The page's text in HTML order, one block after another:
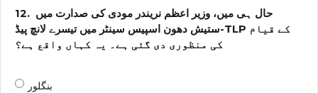
12. حال ہی میں، وزیر اعظم نریندر مودی کی صدارت میں
ستیش دھون اسپیس سینٹر میں تیسرے لانچ پیڈ-TLP کے قیام
کی منظوری دی گئی ہے۔ یہ کہاں واقع ہے؟
بنگلور